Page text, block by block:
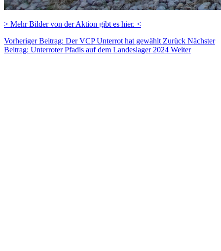
> Mehr Bilder von der Aktion gibt es hier. <
Vorheriger Beitrag: Der VCP Unterrot hat gewählt Zurück Nächster
Beitrag: Unterroter Pfadis auf dem Landeslager 2024 Weiter